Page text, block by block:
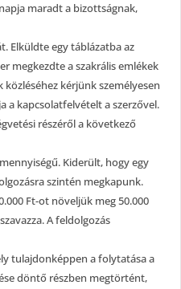
maradt a bizottságnak,
Elküldte egy táblázatba az
megkezdte a szakrális emlékek
közléséhez kérjünk személyesen
a kapcsolatfelvételt a szerzővel.
részéről a következő
Kiderült, hogy egy
szintén megkapunk.
Ft-ot növeljük meg 50.000
A feldolgozás
tulajdonképpen a folytatása a
döntő részben megtörtént,